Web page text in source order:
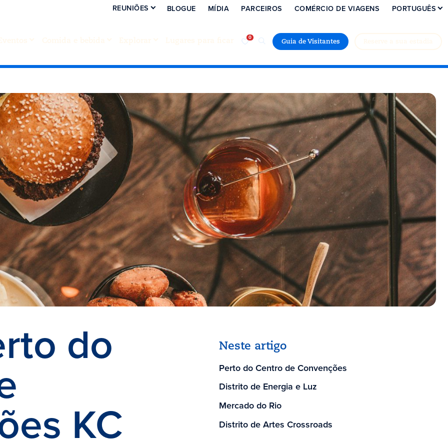
Guia de Visitantes
REUNIÕES BLOGUE MÍDIA PARCEIROS COMÉRCIO DE VIAGENS PORTUGUÊS
do
KC
Neste artigo
Perto do Centro de Convenções
Distrito de Energia e Luz
Mercado do Rio
Distrito de Artes Crossroads